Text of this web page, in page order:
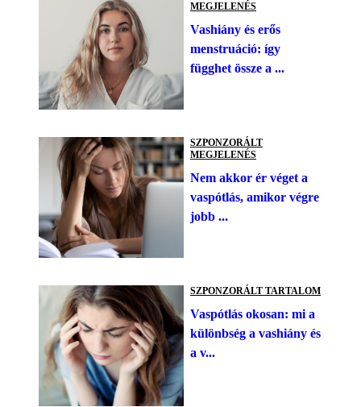
MEGJELENÉS
Vashiány és erős
menstruáció: így
függhet össze a ...
SZPONZORÁLT
MEGJELENÉS
Nem akkor ér véget a
vaspótlás, amikor végre
jobb ...
SZPONZORÁLT TARTALOM
Vaspótlás okosan: mi a
különbség a vashiány és
a v...